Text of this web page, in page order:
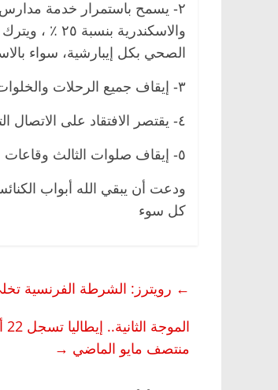
٢- يسمح باستمرار خدمة مدارس
الصحي بكل إيبارشية، سواء
٣- إيقاف جميع الرحلات والخلوات والأيام الروحية.
٤- يقتصر الافتقاد على الاتصال التليفوني.
٥- إيقاف صلوات الثالث وقاعات العزاء وصلاة الحميم حتى تتحسن الأوضاع.
ودعت أن يبقي الله أبواب
كل سوء
← رويترز: الشرطة الفرنسية
منتصف مايو الماضي →
في
د. عبدالخالق فاروق.. خبير اقتصادي
يحتفل بذكرى ميلاده وحيداً على أبواب